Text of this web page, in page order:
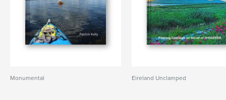
Monumental Eireland Unclamped